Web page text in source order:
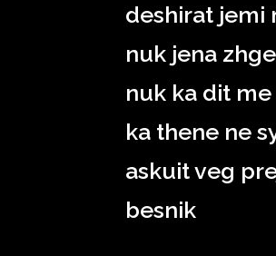
deshirat jemi
nuk jena
nuk ka dit
ka thene ne
askuit veg
besnik